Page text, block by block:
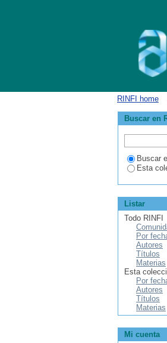
RINFI home
Buscar en
Buscar
Esta
Listar
Todo RINFI
Por
Autores
Títulos
Materias
Esta
Por
Autores
Títulos
Materias
Mi cuenta